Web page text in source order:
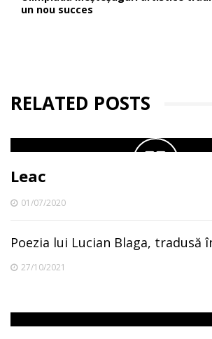
un nou succes
RELATED POSTS
Leac
01/07/2020
Poezia lui Lucian Blaga, tradusă
27/10/2021